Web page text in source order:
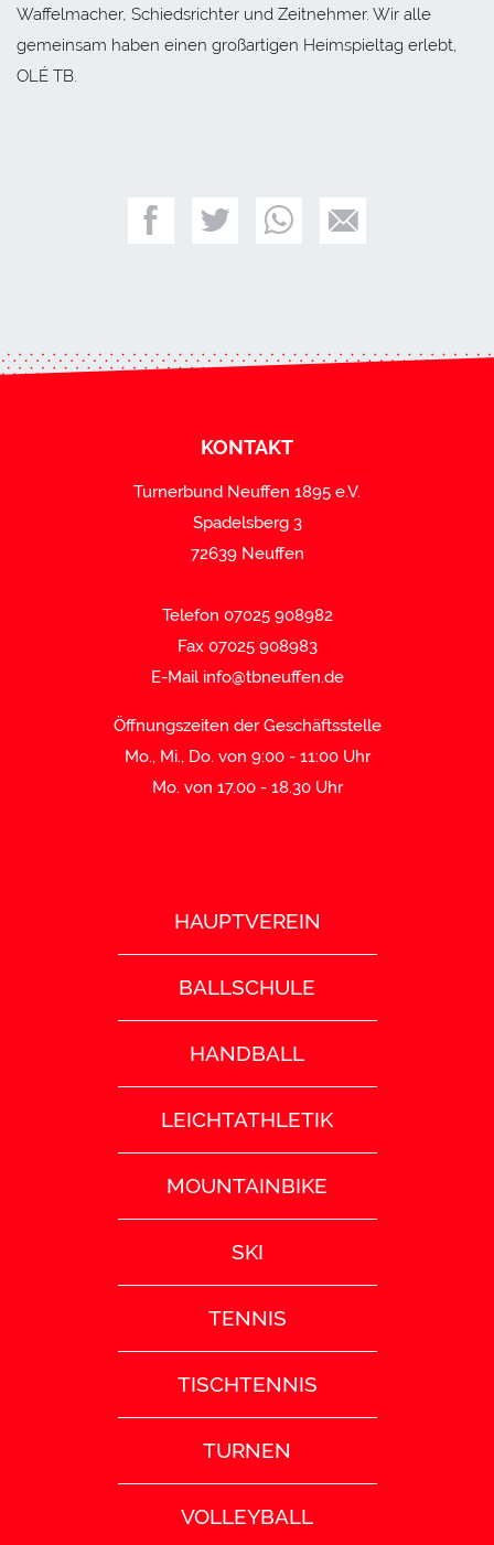
Waffelmacher, Schiedsrichter und Zeitnehmer. Wir alle
gemeinsam haben einen großartigen Heimspieltag erlebt,
OLÉ TB.
KONTAKT
Turnerbund Neuffen 1895 e.V.
Spadelsberg 3
72639 Neuffen
Telefon 07025 908982
Fax 07025 908983
E-Mail info@tbneuffen.de
Öffnungszeiten der Geschäftsstelle
Mo., Mi., Do. von 9:00 - 11:00 Uhr
Mo. von 17.00 - 18.30 Uhr
HAUPTVEREIN
BALLSCHULE
HANDBALL
LEICHTATHLETIK
MOUNTAINBIKE
SKI
TENNIS
TISCHTENNIS
TURNEN
VOLLEYBALL